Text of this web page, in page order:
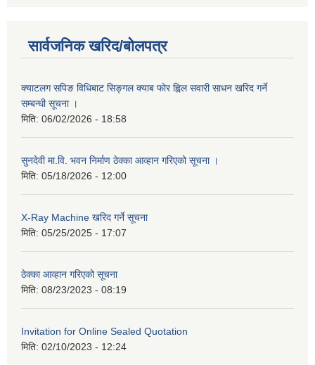
सार्वजनिक खरिद/बोलपत्र
क्याटलग सपिङ विधिबाट सिङ्गल क्याब फोर ह्विल सवारी साधन खरिद गर्ने
सम्बन्धी सूचना ।
मिति: 06/02/2026 - 18:58
सुनदेवी मा.वि. भवन निर्माण ठेक्का आव्हान गरिएको सूचना ।
मिति: 05/18/2026 - 12:00
X-Ray Machine खरिद गर्ने सूचना
मिति: 05/25/2025 - 17:07
ठेक्का आव्हान गरिएको सूचना
मिति: 08/23/2023 - 08:19
Invitation for Online Sealed Quotation
मिति: 02/10/2023 - 12:24